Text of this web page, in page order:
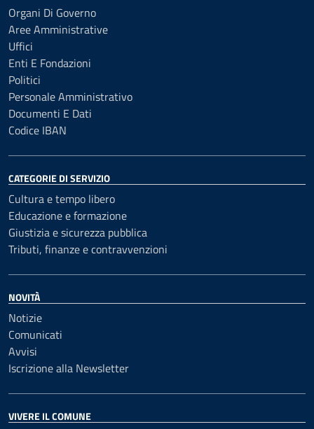
Organi Di Governo
Aree Amministrative
Uffici
Enti E Fondazioni
Politici
Personale Amministrativo
Documenti E Dati
Codice IBAN
CATEGORIE DI SERVIZIO
Cultura e tempo libero
Educazione e formazione
Giustizia e sicurezza pubblica
Tributi, finanze e contravvenzioni
NOVITÀ
Notizie
Comunicati
Avvisi
Iscrizione alla Newsletter
VIVERE IL COMUNE